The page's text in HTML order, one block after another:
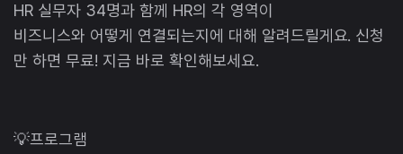
HR 실무자 34명과 함께 HR의 각 영역이
비즈니스와 어떻게 연결되는지에 대해 알려드릴게요. 신청
만 하면 무료! 지금 바로 확인해보세요.
💡프로그램